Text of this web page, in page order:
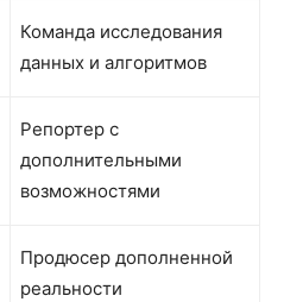
Команда исследования
данных и алгоритмов
Репортер с
дополнительными
возможностями
Продюсер дополненной
реальности